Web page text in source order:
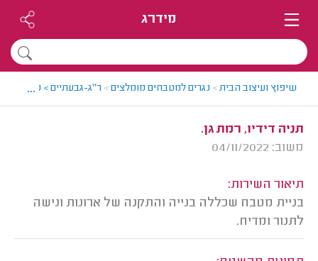
מידרג
שיפוץ ועיצוב הבית> נגרים למטבחים מומלצים> ר"ג-גבעתיים > נגר
...
תניה דידיו, רמת גן.
משוב: 04/11/2022
תיאור השירות:
בניית מטבח שכללה בנייה והתקנה של ארונות ונישה
לתנור ומדיח.